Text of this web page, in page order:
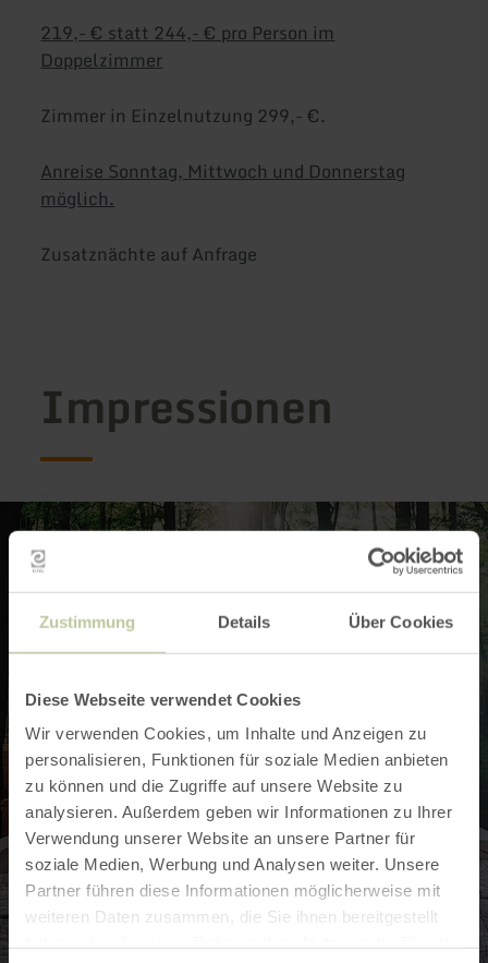
Zustimmung Details Über Cookies
Diese Webseite verwendet Cookies
Wir verwenden Cookies, um Inhalte und Anzeigen zu
personalisieren, Funktionen für soziale Medien anbieten
zu können und die Zugriffe auf unsere Website zu
analysieren. Außerdem geben wir Informationen zu Ihrer
Verwendung unserer Website an unsere Partner für
soziale Medien, Werbung und Analysen weiter. Unsere
Partner führen diese Informationen möglicherweise mit
weiteren Daten zusammen, die Sie ihnen bereitgestellt
219,- € statt 244,- € pro Person im
Doppelzimmer
Zimmer in Einzelnutzung 299,- €.
Anreise Sonntag, Mittwoch und Donnerstag
möglich.
Zusatznächte auf Anfrage
Impressionen